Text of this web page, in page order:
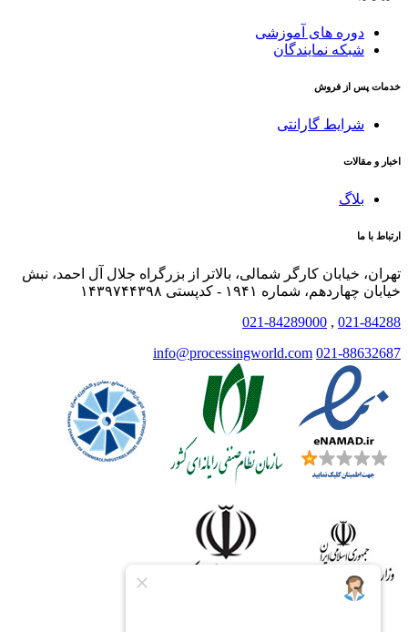
دوره های آموزشی
شبکه نمایندگان
خدمات پس از فروش
شرایط گارانتی
اخبار و مقالات
بلاگ
ارتباط با ما
تهران، خیابان کارگر شمالی، بالاتر از بزرگراه جلال آل احمد، نبش
خیابان چهاردهم، شماره ۱۹۴۱ - کدپستی ۱۴۳۹۷۴۴۳۹۸
021-84288
,
021-84289000
021-88632687
info@processingworld.com